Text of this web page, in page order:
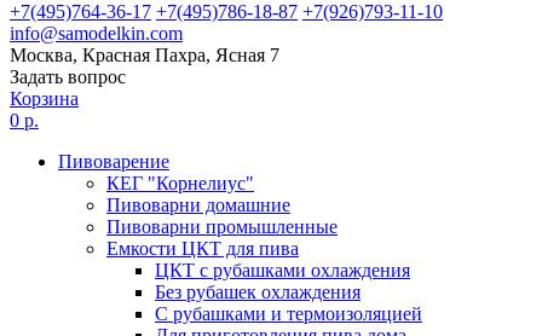
+7(495)764-36-17 +7(495)786-18-87 +7(926)793-11-10
info@samodelkin.com
Москва, Красная Пахра, Ясная 7
Задать вопрос
Корзина
0 р.
Пивоварение
КЕГ "Корнелиус"
Пивоварни домашние
Пивоварни промышленные
Емкости ЦКТ для пива
ЦКТ с рубашками охлаждения
Без рубашек охлаждения
С рубашками и термоизоляцией